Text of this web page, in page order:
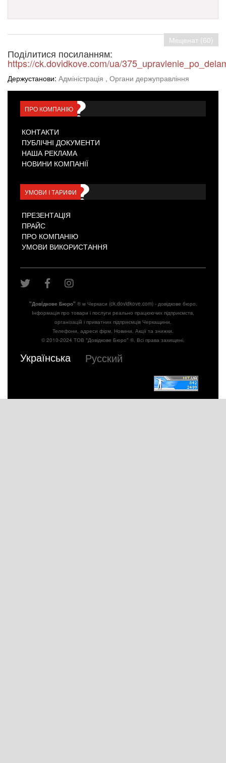
Меценат (60)
Поділитися посиланням:
https://ck.dovidkove.com/ua/
Держустанови: Адміністрація , Органи держуправління
ПРО КОМПАНІЮ
КОНТАКТИ
ПУБЛІЧНІ ДОКУМЕНТИ
НАША РЕКЛАМА
НОВИНИ КОМПАНІЇ
УМОВИ І ТАРИФИ
ПРЕЗЕНТАЦІЯ
ПРАЙС
ПРО КОМПАНІЮ
УМОВИ ВИКОРИСТАННЯ
"Довiдкове Бюро"® м Черкаси (ck.dovidkove.com) - довідкове бюро.
Інформація про товари і послуги реально працюючих підприємств,
організацій і приватних підприємців Черкащини.
Телефони, адреси фірм. Новини. Акції та знижки.
© 2010-2024 ТОВ "Довідкове Бюро" ®. Всі права захищені.
Українська Русский